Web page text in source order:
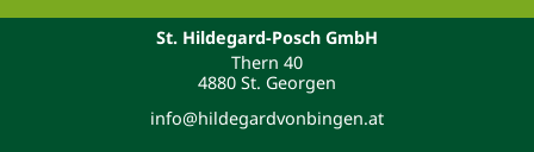
St. Hildegard-Posch GmbH
Thern 40
4880 St. Georgen
info@hildegardvonbingen.at